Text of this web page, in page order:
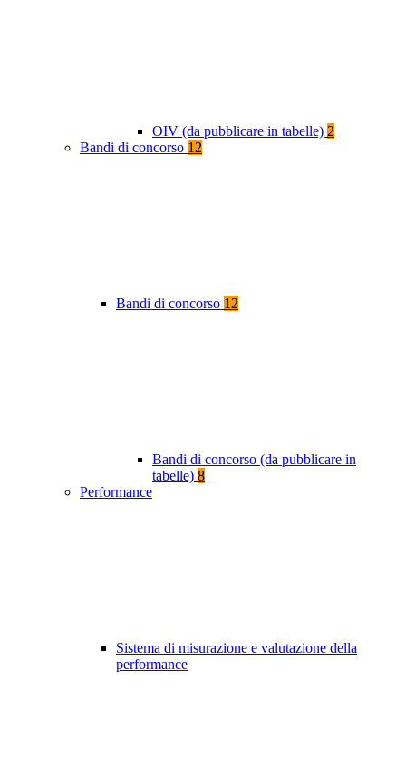
OIV (da pubblicare in tabelle) 2
Bandi di concorso 12
Bandi di concorso 12
Bandi di concorso (da pubblicare in
tabelle) 8
Performance
Sistema di misurazione e valutazione della
performance